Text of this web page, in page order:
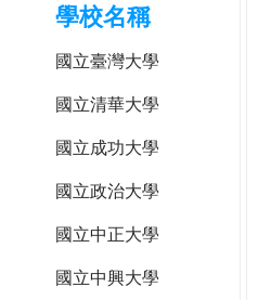
學校名稱
國立臺灣大學
國立清華大學
國立成功大學
國立政治大學
國立中正大學
國立中興大學